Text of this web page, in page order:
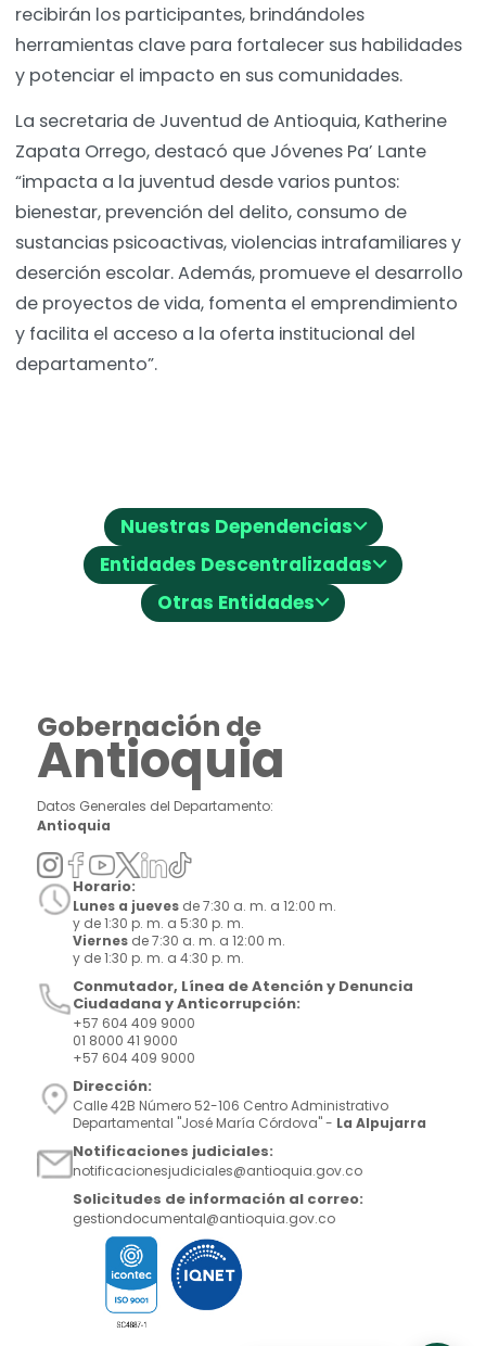
recibirán los participantes, brindándoles
herramientas clave para fortalecer sus habilidades
y potenciar el impacto en sus comunidades.
La secretaria de Juventud de Antioquia, Katherine
Zapata Orrego, destacó que Jóvenes Pa’ Lante
“impacta a la juventud desde varios puntos:
bienestar, prevención del delito, consumo de
sustancias psicoactivas, violencias intrafamiliares y
deserción escolar. Además, promueve el desarrollo
de proyectos de vida, fomenta el emprendimiento
y facilita el acceso a la oferta institucional del
departamento”.
Nuestras Dependencias⌵
Entidades Descentralizadas⌵
Otras Entidades⌵
Gobernación de
Antioquia
Datos Generales del Departamento:
Antioquia
Horario:
Lunes a jueves de 7:30 a. m. a 12:00 m.
y de 1:30 p. m. a 5:30 p. m.
Viernes de 7:30 a. m. a 12:00 m.
y de 1:30 p. m. a 4:30 p. m.
Conmutador, Línea de Atención y Denuncia
Ciudadana y Anticorrupción:
+57 604 409 9000
01 8000 41 9000
+57 604 409 9000
Dirección:
Calle 42B Número 52-106 Centro Administrativo
Departamental "José María Córdova" - La Alpujarra
Notificaciones judiciales:
notificacionesjudiciales@antioquia.gov.co
Solicitudes de información al correo:
gestiondocumental@antioquia.gov.co